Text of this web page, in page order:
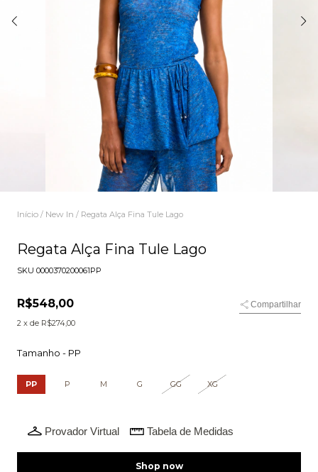
Início / New In / Regata Alça Fina Tule Lago
Regata Alça Fina Tule Lago
SKU 0000370200061PP
R$548,00
Compartilhar
2 x de R$274,00
Tamanho - PP
PP P M G GG XG
Provador Virtual Tabela de Medidas